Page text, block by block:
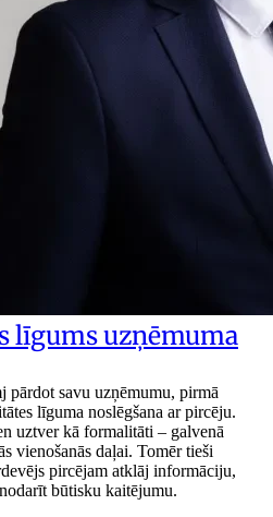
līgums uzņēmuma
pārdot savu uzņēmumu, pirmā
līguma noslēgšana ar pircēju.
uztver kā formalitāti – galvenā
vienošanās daļai. Tomēr tieši
pircējam atklāj informāciju,
būtisku kaitējumu.